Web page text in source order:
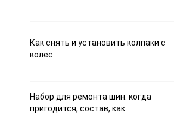
Как снять и установить колпаки с
колес
Набор для ремонта шин: когда
пригодится, состав, как